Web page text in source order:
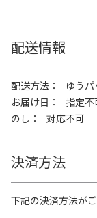
配送情報
配送方法
ゆうパ
お届け日
指定不
のし
対応不可
決済方法
下記の決済方法がご